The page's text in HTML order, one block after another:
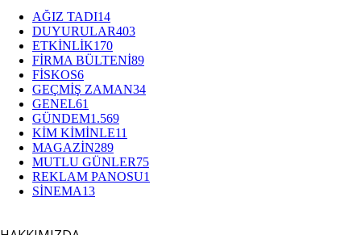
AĞIZ TADI14
DUYURULAR403
ETKİNLİK170
FİRMA BÜLTENİ89
FİSKOS6
GEÇMİŞ ZAMAN34
GENEL61
GÜNDEM1.569
KİM KİMİNLE11
MAGAZİN289
MUTLU GÜNLER75
REKLAM PANOSU1
SİNEMA13